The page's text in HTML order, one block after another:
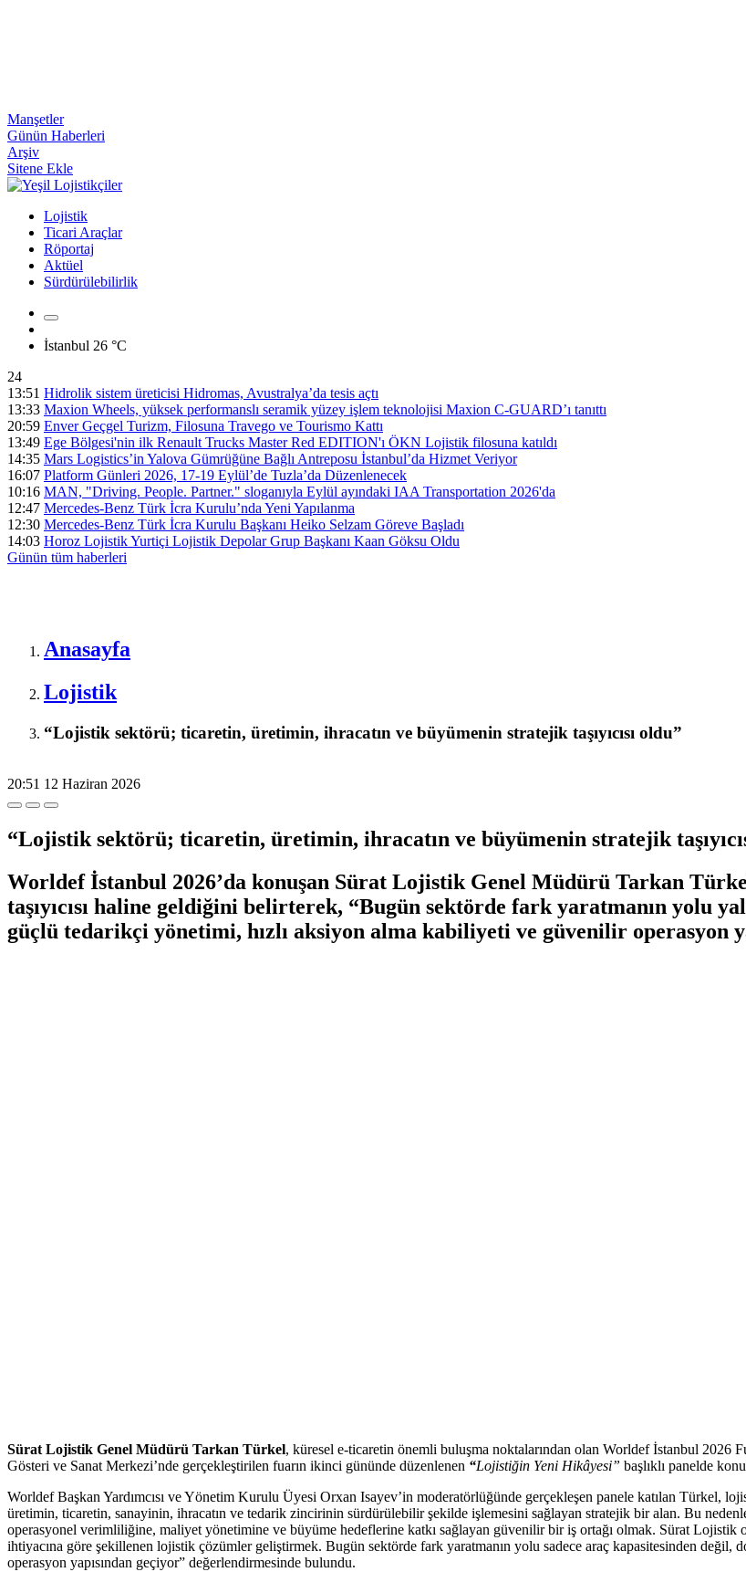
Manşetler
Günün Haberleri
Arşiv
Sitene Ekle
Lojistik
Ticari Araçlar
Röportaj
Aktüel
Sürdürülebilirlik
İstanbul 26 °C
24
13:51 Hidrolik sistem üreticisi Hidromas, Avustralya’da tesis açtı
13:33 Maxion Wheels, yüksek performanslı seramik yüzey işlem teknolojisi Maxion C-GUARD’ı tanıttı
20:59 Enver Geçgel Turizm, Filosuna Travego ve Tourismo Kattı
13:49 Ege Bölgesi'nin ilk Renault Trucks Master Red EDITION'ı ÖKN Lojistik filosuna katıldı
14:35 Mars Logistics’in Yalova Gümrüğüne Bağlı Antreposu İstanbul’da Hizmet Veriyor
16:07 Platform Günleri 2026, 17-19 Eylül’de Tuzla’da Düzenlenecek
10:16 MAN, "Driving. People. Partner." sloganıyla Eylül ayındaki IAA Transportation 2026'da
12:47 Mercedes-Benz Türk İcra Kurulu’nda Yeni Yapılanma
12:30 Mercedes-Benz Türk İcra Kurulu Başkanı Heiko Selzam Göreve Başladı
14:03 Horoz Lojistik Yurtiçi Lojistik Depolar Grup Başkanı Kaan Göksu Oldu
Günün tüm haberleri
Anasayfa
Lojistik
“Lojistik sektörü; ticaretin, üretimin, ihracatın ve büyümenin stratejik taşıyıcısı oldu”
20:51 12 Haziran 2026
“Lojistik sektörü; ticaretin, üretimin, ihracatın ve büyümenin stratejik
Worldef İstanbul 2026’da konuşan Sürat Lojistik Genel Müdürü Tarkan
taşıyıcısı haline geldiğini belirterek, “Bugün sektörde fark yaratmanın yolu
güçlü tedarikçi yönetimi, hızlı aksiyon alma kabiliyeti ve güvenilir operasyon
Sürat Lojistik Genel Müdürü Tarkan Türkel, küresel e-ticaretin önemli buluşma noktalarından olan Worldef İstanbul 2026
Gösteri ve Sanat Merkezi’nde gerçekleştirilen fuarın ikinci gününde düzenlenen “Lojistiğin Yeni Hikâyesi” başlıklı panelde
Worldef Başkan Yardımcısı ve Yönetim Kurulu Üyesi Orxan Isayev’in moderatörlüğünde gerçekleşen panele katılan Türkel,
üretimin, ticaretin, sanayinin, ihracatın ve tedarik zincirinin sürdürülebilir şekilde işlemesini sağlayan stratejik bir alan. Bu
operasyonel verimliliğine, maliyet yönetimine ve büyüme hedeflerine katkı sağlayan güvenilir bir iş ortağı olmak. Sürat Lojistik
ihtiyacına göre şekillenen lojistik çözümler geliştirmek. Bugün sektörde fark yaratmanın yolu sadece araç kapasitesinden
operasyon yapısından geçiyor” değerlendirmesinde bulundu.